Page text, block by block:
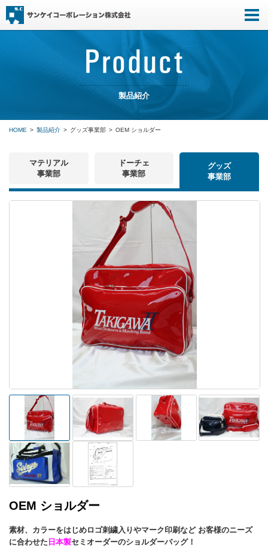
製品紹介
HOME 製品紹介 グッズ事業部 OEM ショルダー
マテリアル
事業部
ドーチェ
事業部
グッズ
事業部
OEM ショルダー
素材、カラーをはじめロゴ刺繍入りやマーク印刷など お客様のニーズ
に合わせた 日本製セミオーダーのショルダーバッグ！